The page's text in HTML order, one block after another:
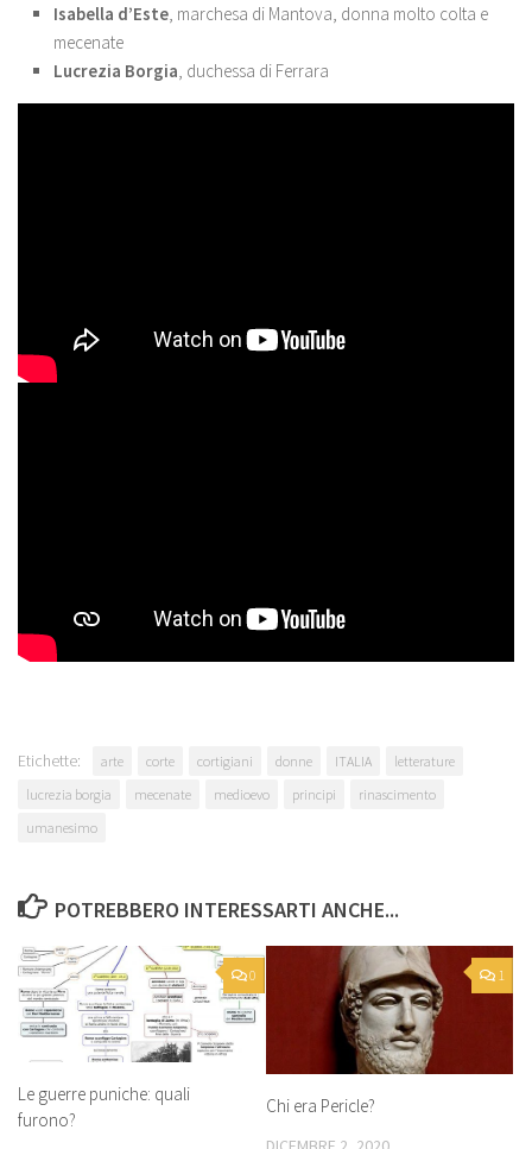
Isabella d’Este, marchesa di Mantova, donna molto colta e
mecenate
Lucrezia Borgia, duchessa di Ferrara
Etichette: arte corte cortigiani donne ITALIA
letterature
lucrezia borgia
mecenate medioevo principi
rinascimento
umanesimo
POTREBBERO INTERESSARTI ANCHE...
0
Le guerre puniche: quali
furono?
1
Chi era Pericle?